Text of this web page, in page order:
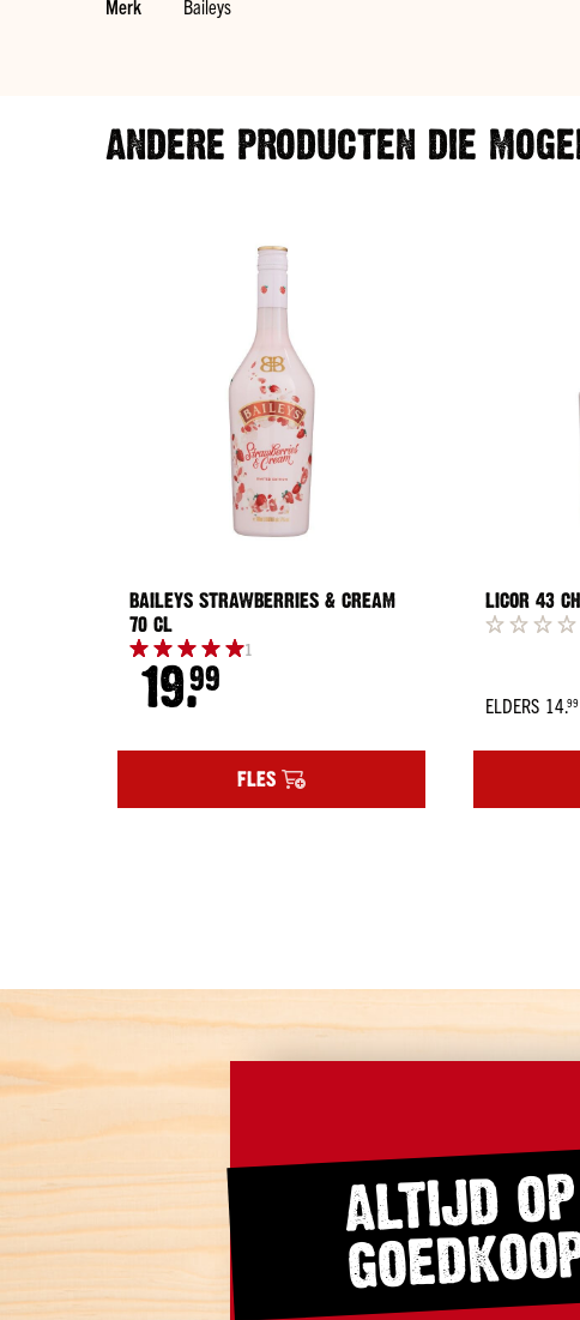
informatie
Merk Baileys
ANDERE PRODUCTEN DIE
BAILEYS STRAWBERRIES & CREAM
70 CL
1
19.99
FLES
LICOR 43
ELDERS
Price
14.99
ALTIJD